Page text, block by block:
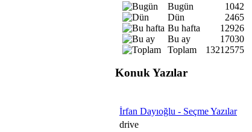
Bugün
1042
Dün
2465
Bu hafta
12926
Bu ay
17030
Toplam
13212575
Konuk Yazılar
İrfan Dayıoğlu - Seçme Yazılar
drive